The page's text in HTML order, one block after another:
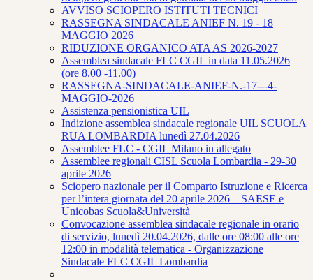
AVVISO SCIOPERO ISTITUTI TECNICI
RASSEGNA SINDACALE ANIEF N. 19 - 18
MAGGIO 2026
RIDUZIONE ORGANICO ATA AS 2026-2027
Assemblea sindacale FLC CGIL in data 11.05.2026
(ore 8.00 -11.00)
RASSEGNA-SINDACALE-ANIEF-N.-17---4-
MAGGIO-2026
Assistenza pensionistica UIL
Indizione assemblea sindacale regionale UIL SCUOLA
RUA LOMBARDIA lunedì 27.04.2026
Assemblee FLC - CGIL Milano in allegato
Assemblee regionali CISL Scuola Lombardia - 29-30
aprile 2026
Sciopero nazionale per il Comparto Istruzione e Ricerca
per l’intera giornata del 20 aprile 2026 – SAESE e
Unicobas Scuola&Università
Convocazione assemblea sindacale regionale in orario
di servizio, lunedì 20.04.2026, dalle ore 08:00 alle ore
12:00 in modalità telematica - Organizzazione
Sindacale FLC CGIL Lombardia